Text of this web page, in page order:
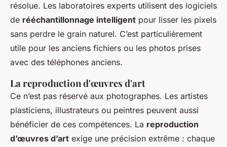
résolue. Les laboratoires experts utilisent des logiciels
de rééchantillonnage intelligent pour lisser les pixels
sans perdre le grain naturel. C’est particulièrement
utile pour les anciens fichiers ou les photos prises
avec des téléphones anciens.
La reproduction d'œuvres d'art
Ce n’est pas réservé aux photographes. Les artistes
plasticiens, illustrateurs ou peintres peuvent aussi
bénéficier de ces compétences. La reproduction
d’œuvres d’art exige une précision extrême : chaque